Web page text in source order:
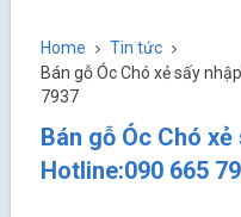
Home
Tin tức
Bán gỗ Óc Chó xẻ sấy
7937
Bán gỗ Óc Chó
Hotline:090 665